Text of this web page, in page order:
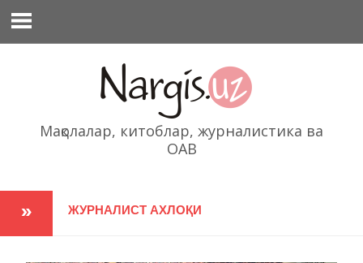
содержимому
Мақолалар, китоблар, журналистика ва
ОАВ
ЖУРНАЛИСТ АХЛОҚИ